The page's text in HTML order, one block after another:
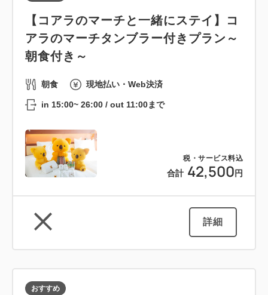
税・サービス料込
合計 42,500 円
【コアラのマーチと一緒にステイ】コ
アラのマーチタンブラー付きプラン～
朝食付き～
朝食 現地払い・Web決済
in 15:00~ 26:00 / out 11:00まで
詳細
おすすめ